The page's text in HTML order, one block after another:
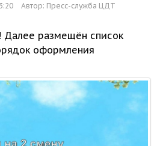
Автор: Пресс-служба ЦДТ
размещён список
оформления